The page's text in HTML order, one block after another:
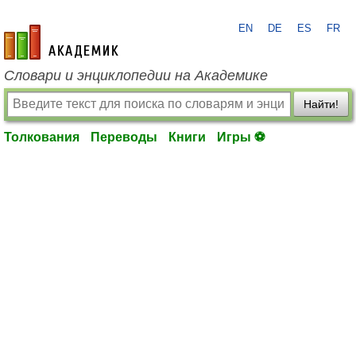
academic.ru
EN DE ES FR
Словари и энциклопедии на Академике
Найти!
Толкования Переводы Книги Игры ⚽